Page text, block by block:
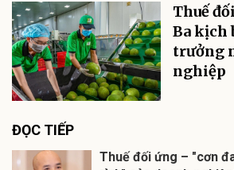
Thuế
Ba kịch
trưởng
nghiệp
ĐỌC TIẾP
Thuế đối ứng – "cơn